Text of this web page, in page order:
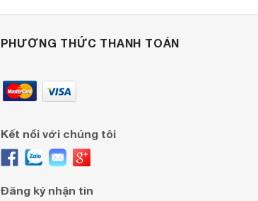
PHƯƠNG THỨC THANH TOÁN
Kết nối với chúng tôi
Đăng ký nhận tin